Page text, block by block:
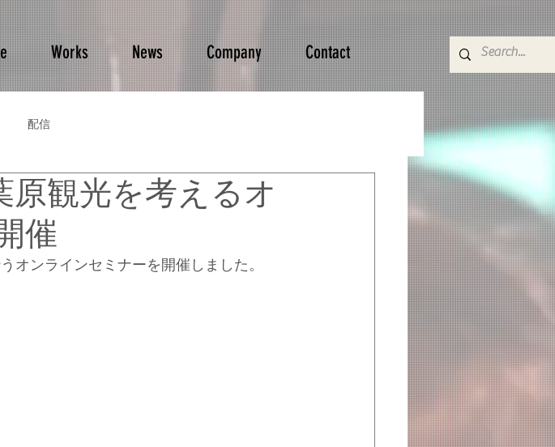
Works News Company Contact
配信
観光を考えるオ
催
オンラインセミナーを開催しました。